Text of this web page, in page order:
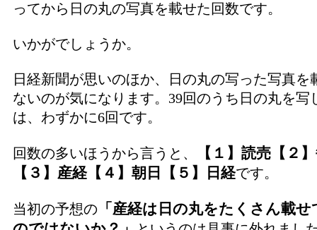
ってから日の丸の写真を載せた回数です。
いかがでしょうか。
日経新聞が思いのほか、日の丸の写った写真を
ないのが気になります。39回のうち日の丸を写
は、わずかに6回です。
回数の多いほうから言うと、 【１】読売 【２】
【３】 産経【４】 朝日 【５】 日経です。
当初の予想の 「産経は日の丸をたくさん載